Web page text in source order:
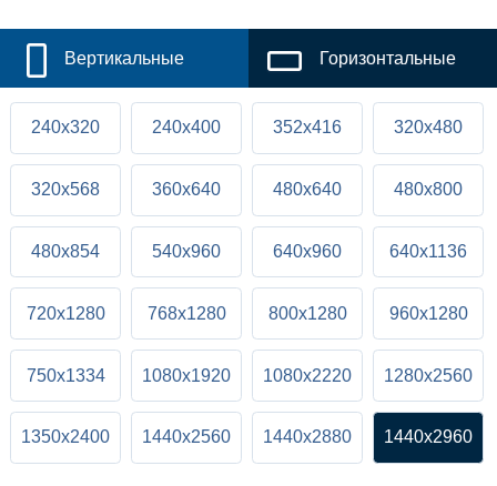
Вертикальные Горизонтальные
240x320 240x400 352x416 320x480
320x568 360x640 480x640 480x800
480x854 540x960 640x960 640x1136
720x1280 768x1280 800x1280 960x1280
750x1334 1080x1920 1080x2220 1280x2560
1350x2400 1440x2560 1440x2880 1440x2960